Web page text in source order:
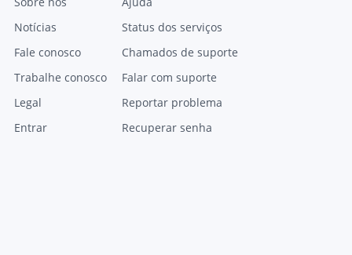
Notícias
Fale conosco
Trabalhe conosco
Legal
Entrar
Status dos serviços
Chamados de suporte
Falar com suporte
Reportar problema
Recuperar senha